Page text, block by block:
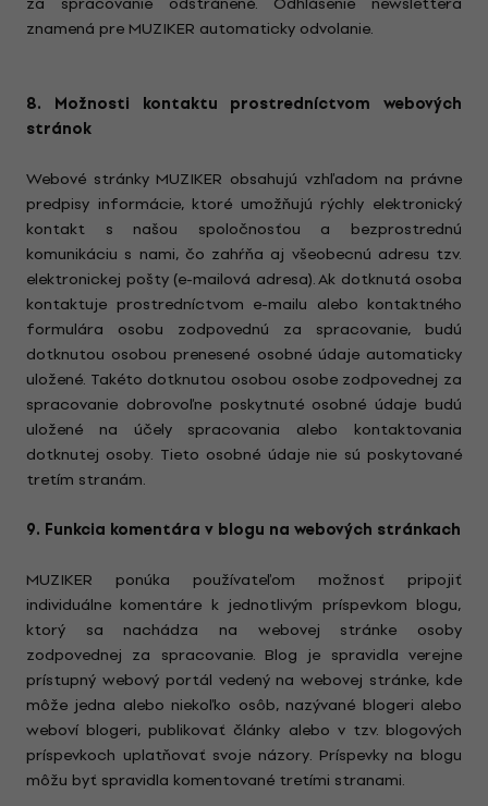
znamená pre MUZIKER automaticky odvolanie.
8. Možnosti kontaktu prostredníctvom webových
stránok
Webové stránky MUZIKER obsahujú vzhľadom na právne
predpisy informácie, ktoré umožňujú rýchly elektronický
kontakt s našou spoločnosťou a bezprostrednú
komunikáciu s nami, čo zahŕňa aj všeobecnú adresu tzv.
elektronickej pošty (e-mailová adresa). Ak dotknutá osoba
kontaktuje prostredníctvom e-mailu alebo kontaktného
formulára osobu zodpovednú za spracovanie, budú
dotknutou osobou prenesené osobné údaje automaticky
uložené. Takéto dotknutou osobou osobe zodpovednej za
spracovanie dobrovoľne poskytnuté osobné údaje budú
uložené na účely spracovania alebo kontaktovania
dotknutej osoby. Tieto osobné údaje nie sú poskytované
tretím stranám.
9. Funkcia komentára v blogu na webových stránkach
MUZIKER ponúka používateľom možnosť pripojiť
individuálne komentáre k jednotlivým príspevkom blogu,
ktorý sa nachádza na webovej stránke osoby
zodpovednej za spracovanie. Blog je spravidla verejne
prístupný webový portál vedený na webovej stránke, kde
môže jedna alebo niekoľko osôb, nazývané blogeri alebo
weboví blogeri, publikovať články alebo v tzv. blogových
príspevkoch uplatňovať svoje názory. Príspevky na blogu
môžu byť spravidla komentované tretími stranami.